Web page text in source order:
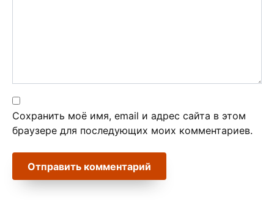
Сохранить моё имя, email и адрес сайта в этом
браузере для последующих моих комментариев.